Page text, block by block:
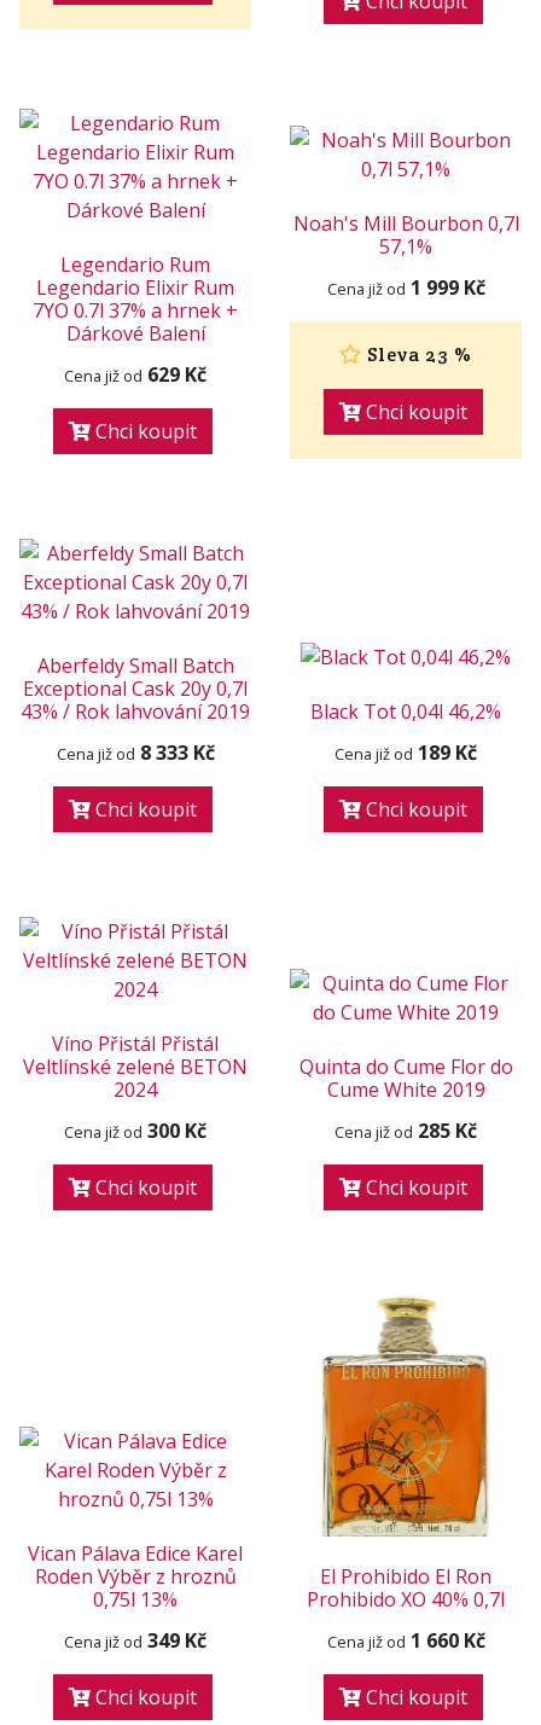
Legendario Rum
Legendario Elixir Rum
7YO 0.7l 37% a hrnek +
Dárkové Balení
Cena již od 629 Kč
Chci koupit
Noah's Mill Bourbon 0,7l
57,1%
Cena již od 1 999 Kč
Sleva 23 %
Chci koupit
Aberfeldy Small Batch
Exceptional Cask 20y 0,7l
43% / Rok lahvování 2019
Cena již od 8 333 Kč
Chci koupit
Black Tot 0,04l 46,2%
Cena již od 189 Kč
Chci koupit
Víno Přistál Přistál
Veltlínské zelené BETON
2024
Cena již od 300 Kč
Chci koupit
Quinta do Cume Flor do
Cume White 2019
Cena již od 285 Kč
Chci koupit
Vican Pálava Edice Karel
Roden Výběr z hroznů
0,75l 13%
Cena již od 349 Kč
Chci koupit
El Prohibido El Ron
Prohibido XO 40% 0,7l
Cena již od 1 660 Kč
Chci koupit